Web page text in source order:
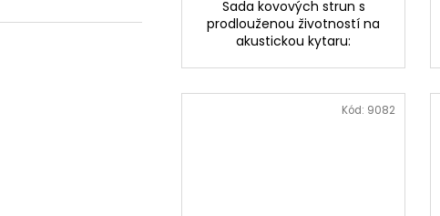
Sada kovových strun s
prodlouženou životností na
akustickou kytaru:
Kód: 9082